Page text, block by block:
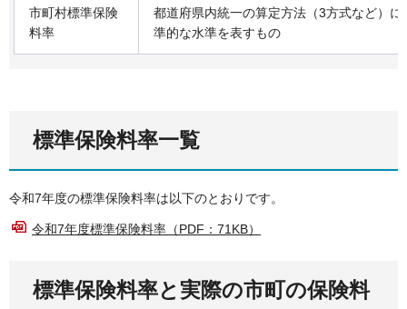
市町村標準保険
料率
都道府県内統一の算定方法（3方式など）
準的な水準を表すもの
標準保険料率一覧
令和7年度の標準保険料率は以下のとおりです。
令和7年度標準保険料率（PDF：71KB）
標準保険料率と実際の市町の保険料